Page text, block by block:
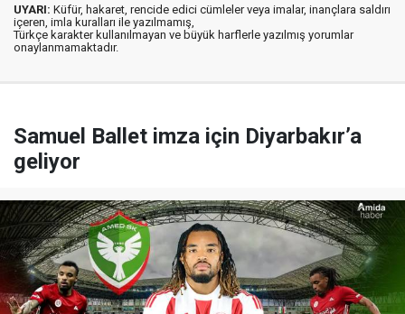
UYARI: Küfür, hakaret, rencide edici cümleler veya imalar, inançlara saldırı
içeren, imla kuralları ile yazılmamış,
Türkçe karakter kullanılmayan ve büyük harflerle yazılmış yorumlar
onaylanmamaktadır.
Samuel Ballet imza için Diyarbakır’a
geliyor